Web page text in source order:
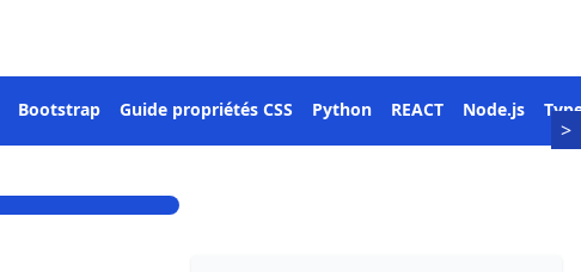
Bootstrap Guide propriétés CSS Python REACT Node.js
>